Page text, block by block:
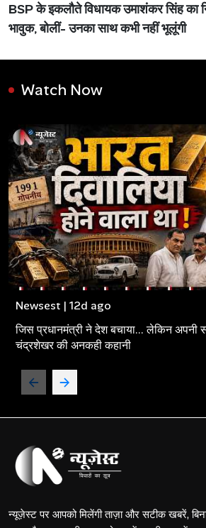
BSP के इकलौते विधायक उमाशंकर सिंह का
भावुक, बोलीं- उनका साथ कभी नहीं भूलूंगी
Watch Now
Newsest | 12d ago
जिस प्रधानमंत्री ने देश बचाया... लेकिन अपनी
चंद्रशेखर की अनकही कहानी
न्यूज़ेस्ट पर आपको मिलेंगी ताज़ा और सटीक खबरें,